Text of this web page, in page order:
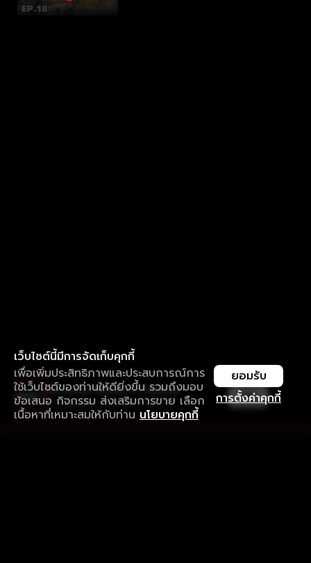
เว็บไซต์นี้มีการจัดเก็บคุกกี้
เพื่อเพิ่มประสิทธิภาพและประสบการณ์การ
ใช้เว็บไซต์ของท่านให้ดียิ่งขึ้น รวมถึงมอบ
ข้อเสนอ กิจกรรม ส่งเสริมการขาย เลือก
เนื้อหาที่เหมาะสมให้กับท่าน นโยบายคุกกี้
การตั้งค่าคุกกี้
ยอมรับ
ใช้งานแอป ลื่นไหลกว่า ไม่มีสะดุด
ดาวน์โหลดแอปเพื่อการรับชมที่ดีกว่า เปิด